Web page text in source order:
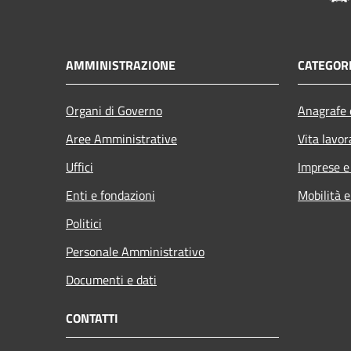
AMMINISTRAZIONE
Organi di Governo
Aree Amministrative
Uffici
Enti e fondazioni
Politici
Personale Amministrativo
Documenti e dati
Vita
Imprese
Mobilità
CONTATTI